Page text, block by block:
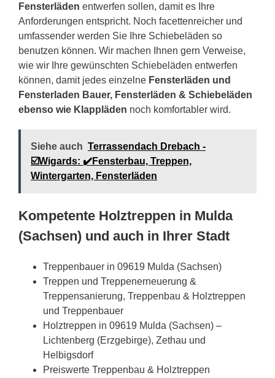
Fensterläden entwerfen sollen, damit es Ihre
Anforderungen entspricht. Noch facettenreicher und
umfassender werden Sie Ihre Schiebeläden so
benutzen können. Wir machen Ihnen gern Verweise,
wie wir Ihre gewünschten Schiebeläden entwerfen
können, damit jedes einzelne Fensterläden und
Fensterladen Bauer, Fensterläden & Schiebeläden
ebenso wie Klappläden noch komfortabler wird.
Siehe auch Terrassendach Drebach -
☑️Wigards: ✔️Fensterbau, Treppen,
Wintergarten, Fensterläden
Kompetente Holztreppen in Mulda
(Sachsen) und auch in Ihrer Stadt
Treppenbauer in 09619 Mulda (Sachsen)
Treppen und Treppenerneuerung &
Treppensanierung, Treppenbau & Holztreppen
und Treppenbauer
Holztreppen in 09619 Mulda (Sachsen) –
Lichtenberg (Erzgebirge), Zethau und
Helbigsdorf
Preiswerte Treppenbau & Holztreppen